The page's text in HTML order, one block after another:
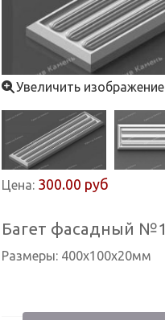
Увеличить изображение
Цена: 300.00 руб
Багет фасадный №1
Размеры: 400х100х20мм